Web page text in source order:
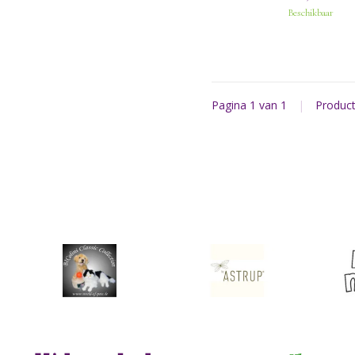
ervaring voor jonge
Beschikbaar
Pagina 1 van 1 |